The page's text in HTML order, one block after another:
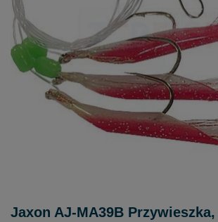
Jaxon AJ-MA39B